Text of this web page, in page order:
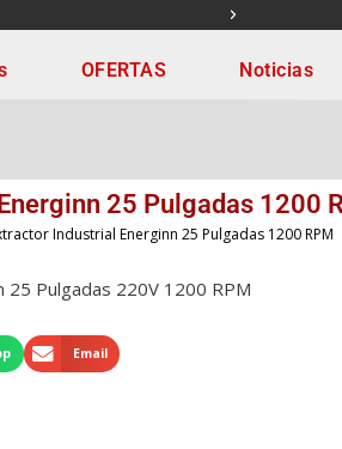
OFERTAS Noticias
25 Pulgadas 1200
Industrial Energinn 25 Pulgadas 1200 RPM
Pulgadas 220V 1200 RPM
Email